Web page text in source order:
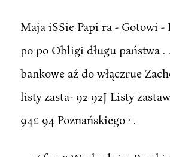
Maja iSSie Papi ra - Gotowi -
po po Obligi długu państwa .
bankowe aź do włączrue
listy zasta- 92 92J Listy
94£ 94 Poznańskiego · .